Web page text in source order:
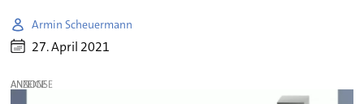
Armin Scheuermann
27. April 2021
ANZEIGE